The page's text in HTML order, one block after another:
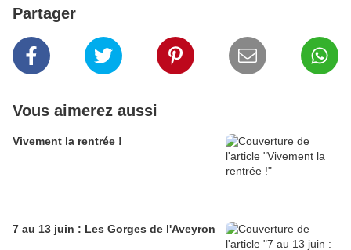
Partager
Vous aimerez aussi
Vivement la rentrée !
7 au 13 juin : Les Gorges de l'Aveyron